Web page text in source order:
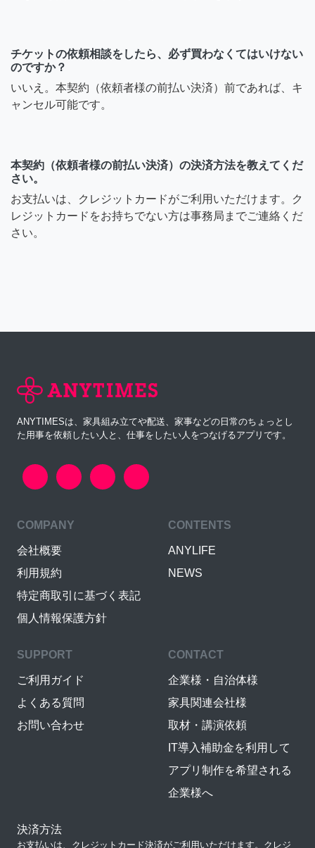
チケットの依頼相談をしたら、必ず買わなくてはいけない
のですか？
いいえ。本契約（依頼者様の前払い決済）前であれば、キ
ャンセル可能です。
本契約（依頼者様の前払い決済）の決済方法を教えてくだ
さい。
お支払いは、クレジットカードがご利用いただけます。ク
レジットカードをお持ちでない方は事務局までご連絡くだ
さい。
ANYTIMESは、家具組み立てや配送、家事などの日常のちょっとし
た用事を依頼したい人と、仕事をしたい人をつなげるアプリです。
COMPANY
会社概要
利用規約
特定商取引に基づく表記
個人情報保護方針
CONTENTS
ANYLIFE
NEWS
SUPPORT
ご利用ガイド
よくある質問
お問い合わせ
CONTACT
企業様・自治体様
家具関連会社様
取材・講演依頼
IT導入補助金を利用して
アプリ制作を希望される
企業様へ
決済方法
お支払いは、クレジットカード決済がご利用いただけます。クレジ